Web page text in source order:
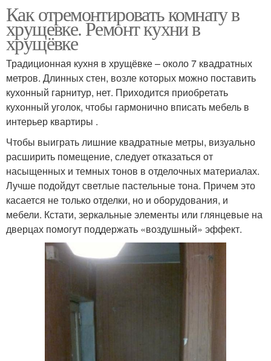
Как отремонтировать комнату в
хрущевке. Ремонт кухни в
хрущёвке
Традиционная кухня в хрущёвке – около 7 квадратных
метров. Длинных стен, возле которых можно поставить
кухонный гарнитур, нет. Приходится приобретать
кухонный уголок, чтобы гармонично вписать мебель в
интерьер квартиры .
Чтобы выиграть лишние квадратные метры, визуально
расширить помещение, следует отказаться от
насыщенных и темных тонов в отделочных материалах.
Лучше подойдут светлые пастельные тона. Причем это
касается не только отделки, но и оборудования, и
мебели. Кстати, зеркальные элементы или глянцевые на
дверцах помогут поддержать «воздушный» эффект.